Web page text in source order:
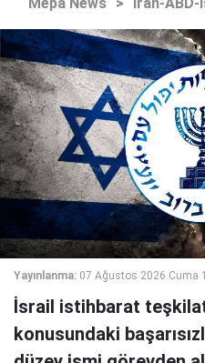
Yayınlanma: 07 Ağustos 2026 Cuma
İsrail istihbarat
konusundaki